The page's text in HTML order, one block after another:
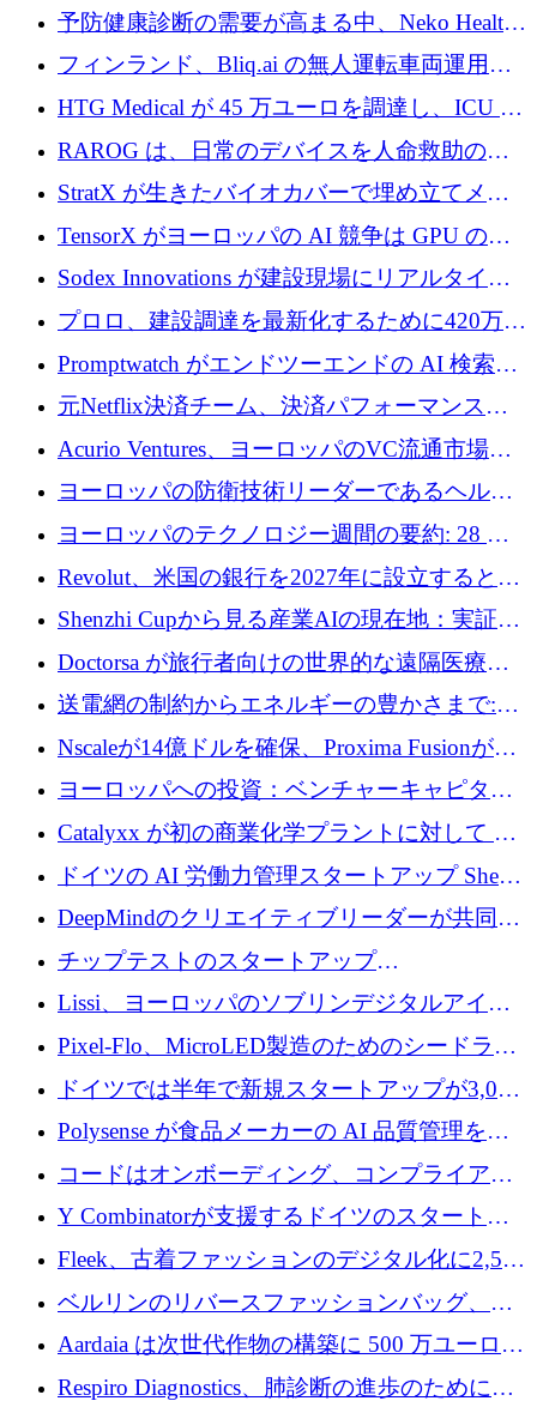
シリーズAで450万ユーロを調達
予防健康診断の需要が高まる中、Neko Health
が 7 億ドルを調達
フィンランド、Bliq.ai の無人運転車両運用を
認可
HTG Medical が 45 万ユーロを調達し、ICU の
尿モニタリングを自動化するための MDR 認
証を獲得
RAROG は、日常のデバイスを人命救助の救
助ビーコンに変えるために 16 万 2,000 ユーロ
StratX が生きたバイオカバーで埋め立てメタ
ン対策に 119 万ドルを調達
TensorX がヨーロッパの AI 競争は GPU の所
有者によって決まると考える理由
Sodex Innovations が建設現場にリアルタイム
のインテリジェンスをもたらすために 400 万
ユーロを確保
プロロ、建設調達を最新化するために420万ポ
ンドを調達
Promptwatch がエンドツーエンドの AI 検索最
適化プラットフォームを拡張するために 600
万ユーロを調達
元Netflix決済チーム、決済パフォーマンスプ
ラットフォームNopanのためにこれまでに720
万ユーロを調達
Acurio Ventures、ヨーロッパのVC流通市場の
流動性を解放するために1億1,500万ユーロの
ファンドを立ち上げる
ヨーロッパの防衛技術リーダーであるヘルシ
ングは、180億ドルの評価額で18億ドルのシリ
ヨーロッパのテクノロジー週間の要約: 28 億
ユーロを超える 70 以上のテクノロジー資金調
Revolut、米国の銀行を2027年に設立すると米
国の社長が語る
Shenzhi Cupから見る産業AIの現在地：実証と
産業実装への道筋
Doctorsa が旅行者向けの世界的な遠隔医療プ
ラットフォームを拡大するために 100 万ユー
ロを調達
送電網の制約からエネルギーの豊かさまで:
Envision の Gobi X がヨーロッパの AI の未来
にどのように貢献できるか
Nscaleが14億ドルを確保、Proxima Fusionが4
億1,100万ユーロを獲得、Invest EuropeはVCの
ヨーロッパへの投資：ベンチャーキャピタル
が過去2番目に高い水準に到達
Catalyxx が初の商業化学プラントに対して EU
から 2,000 万ユーロ以上の支援を獲得
ドイツの AI 労働力管理スタートアップ Sherpa
がプレシードで 220 万ドルを調達
DeepMindのクリエイティブリーダーが共同設
立したAIライティングのスタートアップが
1,300万ドルのシード投資を調達
チップテストのスタートアップ
QuantumDiamondsが株式資金で1,500万ユーロ
Lissi、ヨーロッパのソブリンデジタルアイデ
ンティティの未来を推進するために350万ユー
ロを調達
Pixel-Flo、MicroLED製造のためのシードラウ
ンドで525万ポンドを獲得
ドイツでは半年で新規スタートアップが3,000
社という記録を目の当たりにし、涙を流すハ
ンブルク
Polysense が食品メーカーの AI 品質管理を拡
張するために 1,070 万ドルを調達
コードはオンボーディング、コンプライアン
ス、支払いを統合するために 640 万ポンドを
Y Combinatorが支援するドイツのスタートア
ップFintoが340万ドルを調達、シリコンバレ
ーではなくミュンヘンを選んだと語る
Fleek、古着ファッションのデジタル化に2,500
万ドルを確保
ベルリンのリバースファッションバッグ、繊
維仕分け規模拡大に7桁の資金調達
Aardaia は次世代作物の構築に 500 万ユーロを
寄付
Respiro Diagnostics、肺診断の進歩のために